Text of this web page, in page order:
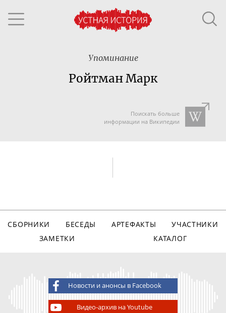
Упоминание
Ройтман Марк
Поискать больше
информации на Википедии
СБОРНИКИ БЕСЕДЫ АРТЕФАКТЫ
УЧАСТНИКИ
ЗАМЕТКИ
КАТАЛОГ
Новости и анонсы в Facebook
Видео-архив на Youtube